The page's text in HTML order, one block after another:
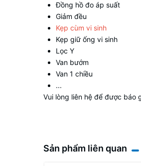
Đồng hồ đo áp suất
Giảm đều
Kẹp cùm vi sinh
Kẹp giữ ống vi sinh
Lọc Y
Van bướm
Van 1 chiều
...
Vui lòng liên hệ để được báo
Sản phẩm liên quan